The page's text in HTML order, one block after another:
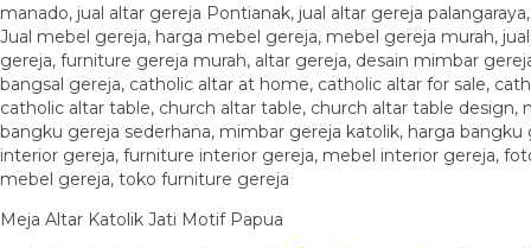
Meja Altar Katolik Jati Motif Papua